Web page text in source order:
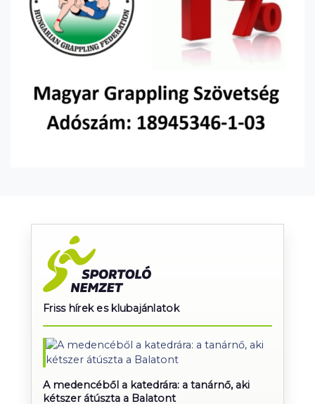
Friss hírek es klubajánlatok
A medencéből a katedrára: a tanárnő, aki
kétszer átúszta a Balatont